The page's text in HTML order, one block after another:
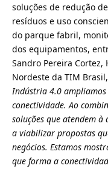
soluções de redução
resíduos e uso
do parque fabril,
dos equipamentos,
Sandro Pereira Cortez,
Nordeste da TIM
Indústria 4.0 ampliamos
conectividade. Ao
soluções que atendem
a viabilizar propostas
negócios. Estamos
que forma a